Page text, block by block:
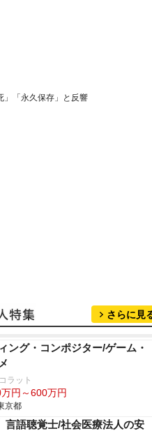
」「永久保存」と反響
さらに見
ング・コンポジター/ゲーム・
ラット
円～600万円
京都
言語聴覚士/社会医療法人の安